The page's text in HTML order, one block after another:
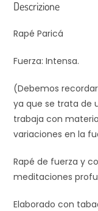
Descrizione
Rapé Paricá
Fuerza: Intensa.
(Debemos
ya que se trata de
trabaja con
variaciones en la
Rapé de fuerza y
meditaciones
Elaborado con